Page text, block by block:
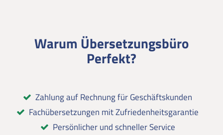
Warum Übersetzungsbüro
Perfekt?
Zahlung auf Rechnung für Geschäftskunden
Fachübersetzungen mit Zufriedenheitsgarantie
Persönlicher und schneller Service